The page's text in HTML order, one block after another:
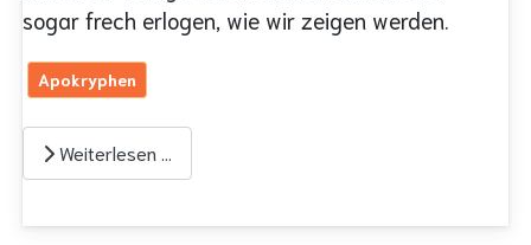
sogar frech erlogen, wie wir zeigen werden.
Apokryphen
Weiterlesen …